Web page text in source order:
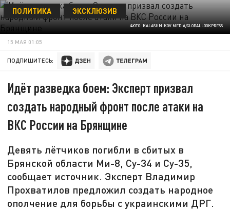
ФОТО: KALASHNIKOV MEDIA/GLOBALLOOKPRESS
ПОЛИТИКА ЭКСКЛЮЗИВ
15 МАЯ 01:05
ПОДПИШИТЕСЬ:
Идёт разведка боем: Эксперт призвал
создать народный фронт после атаки на
ВКС России на Брянщине
Девять лётчиков погибли в сбитых в
Брянской области Ми-8, Су-34 и Су-35,
сообщает источник. Эксперт Владимир
Прохватилов предложил создать народное
ополчение для борьбы с украинскими ДРГ.